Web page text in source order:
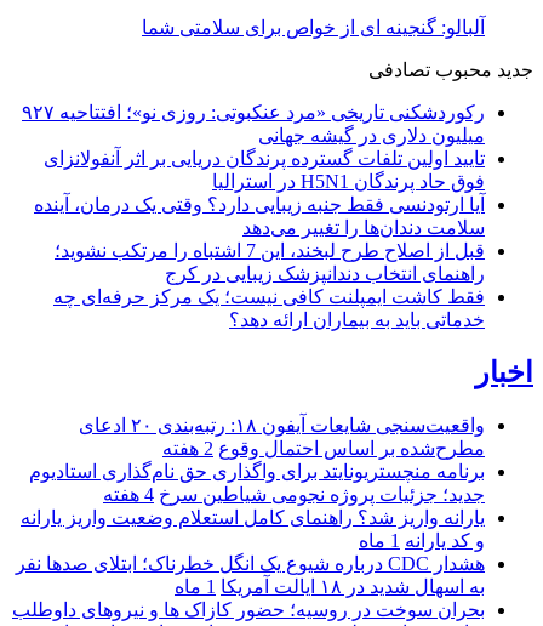
آلبالو: گنجینه ای از خواص برای سلامتی شما
جدید محبوب تصادفی
رکوردشکنی تاریخی «مرد عنکبوتی: روزی نو»؛ افتتاحیه ۹۲۷
میلیون دلاری در گیشه جهانی
تایید اولین تلفات گسترده پرندگان دریایی بر اثر آنفولانزای
فوق حاد پرندگان H5N1 در استرالیا
آیا ارتودنسی فقط جنبه زیبایی دارد؟ وقتی یک درمان، آینده
سلامت دندان‌ها را تغییر می‌دهد
قبل از اصلاح طرح لبخند، این 7 اشتباه را مرتکب نشوید؛
راهنمای انتخاب دندانپزشک زیبایی در کرج
فقط کاشت ایمپلنت کافی نیست؛ یک مرکز حرفه‌ای چه
خدماتی باید به بیماران ارائه دهد؟
اخبار
واقعیت‌سنجی شایعات آیفون ۱۸: رتبه‌بندی ۲۰ ادعای
مطرح‌شده بر اساس احتمال وقوع 2 هفته
برنامه منچستریونایتد برای واگذاری حق نام‌گذاری استادیوم
جدید؛ جزئیات پروژه نجومی شیاطین سرخ 4 هفته
یارانه واریز شد؟ راهنمای کامل استعلام وضعیت واریز یارانه
و کد یارانه 1 ماه
هشدار CDC درباره شیوع یک انگل خطرناک؛ ابتلای صدها نفر
به اسهال شدید در ۱۸ ایالت آمریکا
1 ماه
بحران سوخت در روسیه؛ حضور کازاک‌ ها و نیروهای داوطلب